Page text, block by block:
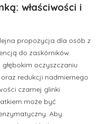
właściwości i
propozycja dla osób z
do zaskórników.
oczyszczaniu
redukcji nadmiernego
czarnej glinki
może być
Aby